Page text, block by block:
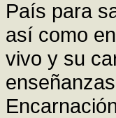
País para
así como
vivo y su